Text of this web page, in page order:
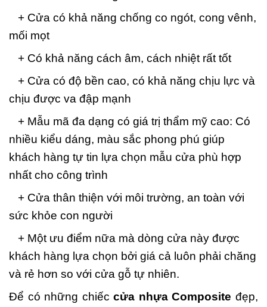
+ Cửa có khả năng chống co ngót, cong vênh,
mối mọt
+ Có khả năng cách âm, cách nhiệt rất tốt
+ Cửa có độ bền cao, có khả năng chịu lực và
chịu được va đập mạnh
+ Mẫu mã đa dạng có giá trị thẩm mỹ cao: Có
nhiều kiểu dáng, màu sắc phong phú giúp
khách hàng tự tin lựa chọn mẫu cửa phù hợp
nhất cho công trình
+ Cửa thân thiện với môi trường, an toàn với
sức khỏe con người
+ Một ưu điểm nữa mà dòng cửa này được
khách hàng lựa chọn bởi giá cả luôn phải chăng
và rẻ hơn so với cửa gỗ tự nhiên.
Để có những chiếccửa nhựa Composite đẹp,